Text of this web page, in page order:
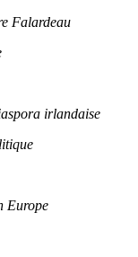
Falardeau
irlandaise
Europe